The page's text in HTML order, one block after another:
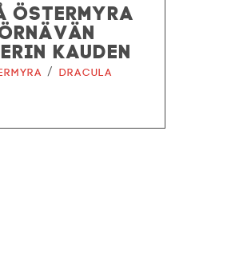
ÖSTERMYRA
KAUDEN
/ Dracula